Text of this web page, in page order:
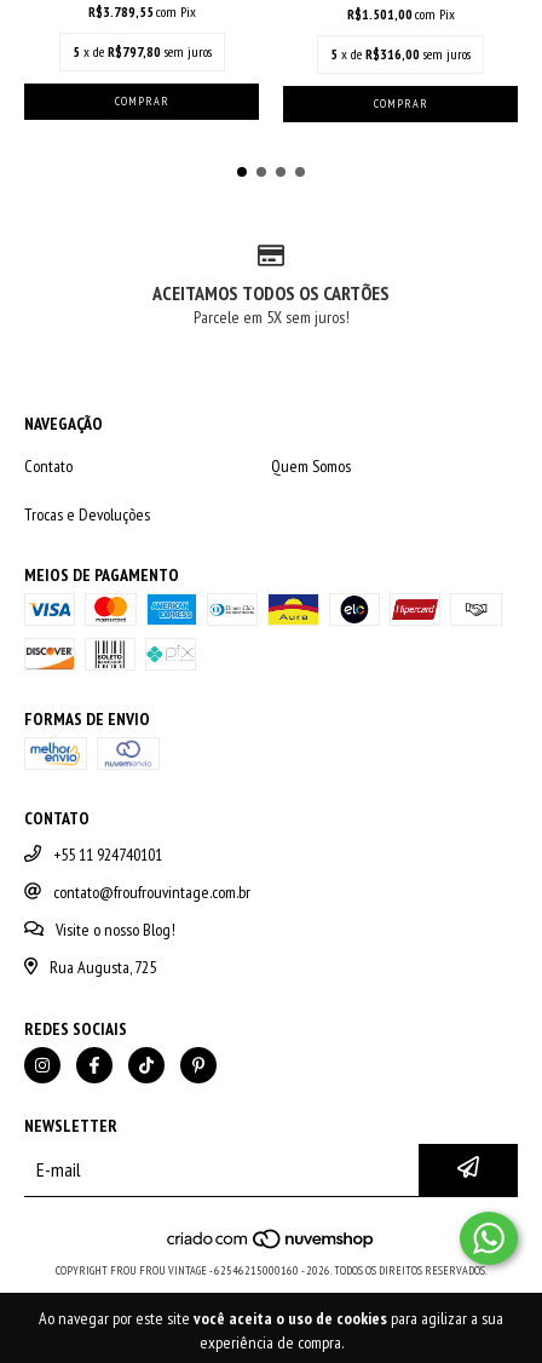
Ao navegar por este site você aceita o uso de cookiespara agilizar a sua
experiência de compra.
R$3.789,55com Pix
5 x de R$797,80 sem juros
R$1.501,00com Pix
5 x de R$316,00 sem juros
ACEITAMOS TODOS OS CARTÕES
Parcele em 5X sem juros!
NAVEGAÇÃO
Contato
Quem Somos
Trocas e Devoluções
MEIOS DE PAGAMENTO
FORMAS DE ENVIO
CONTATO
+55 11 924740101
contato@froufrouvintage.com.br
Visite o nosso Blog!
Rua Augusta, 725
REDES SOCIAIS
NEWSLETTER
COPYRIGHT FROU FROU VINTAGE - 62546215000160 - 2026. TODOS OS DIREITOS RESERVADOS.